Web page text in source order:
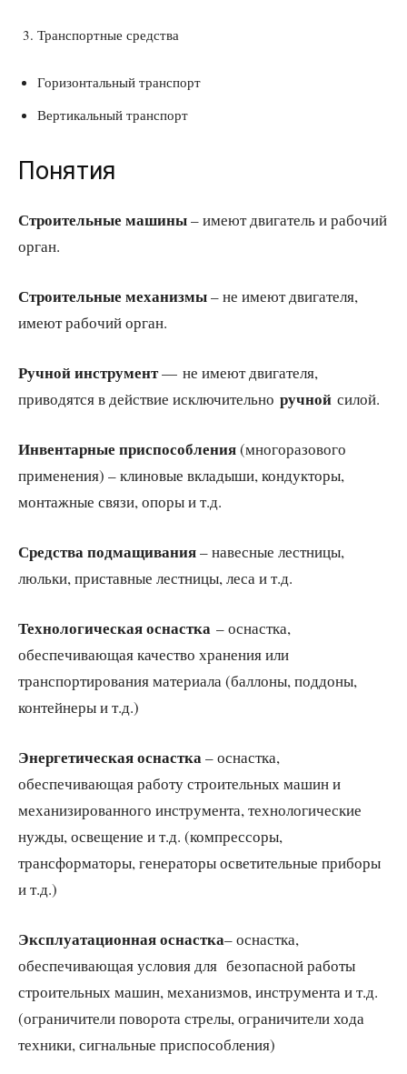
Транспортные средства
Горизонтальный транспорт
Вертикальный транспорт
Понятия
Строительные машины– имеют двигатель и рабочий
орган.
Строительные механизмы– не имеют двигателя,
имеют рабочий орган.
Ручной инструмент— не имеют двигателя,
приводятся в действие исключительно ручной силой.
Инвентарные приспособления(многоразового
применения) – клиновые вкладыши, кондукторы,
монтажные связи, опоры и т.д.
Средства подмащивания– навесные лестницы,
люльки, приставные лестницы, леса и т.д.
Технологическая оснастка – оснастка,
обеспечивающая качество хранения или
транспортирования материала (баллоны, поддоны,
контейнеры и т.д.)
Энергетическая оснастка– оснастка,
обеспечивающая работу строительных машин и
механизированного инструмента, технологические
нужды, освещение и т.д. (компрессоры,
трансформаторы, генераторы осветительные приборы
и т.д.)
Эксплуатационная оснастка– оснастка,
обеспечивающая условия для безопасной работы
строительных машин, механизмов, инструмента и т.д.
(ограничители поворота стрелы, ограничители хода
техники, сигнальные приспособления)